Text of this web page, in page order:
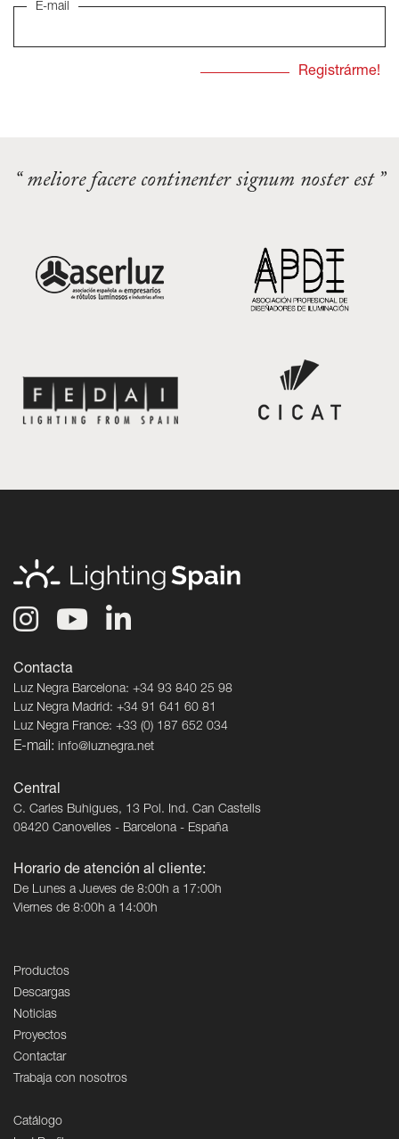
E-mail
“ meliore facere continenter signum noster est ”
Contacta
Luz Negra Barcelona: +34 93 840 25 98
Luz Negra Madrid: +34 91 641 60 81
Luz Negra France: +33 (0) 187 652 034
E-mail: info@luznegra.net
Central
C. Carles Buhigues, 13 Pol. Ind. Can Castells
08420 Canovelles - Barcelona - España
Horario de atención al cliente:
De Lunes a Jueves de 8:00h a 17:00h
Viernes de 8:00h a 14:00h
Productos
Descargas
Noticias
Proyectos
Contactar
Trabaja con nosotros
Catálogo